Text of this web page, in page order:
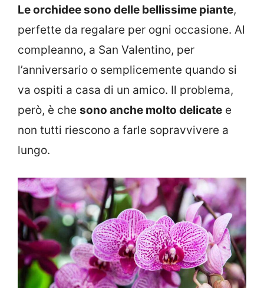
Le orchidee sono delle bellissime piante,
perfette da regalare per ogni occasione. Al
compleanno, a San Valentino, per
l’anniversario o semplicemente quando si
va ospiti a casa di un amico. Il problema,
però, è che sono anche molto delicate e
non tutti riescono a farle sopravvivere a
lungo.